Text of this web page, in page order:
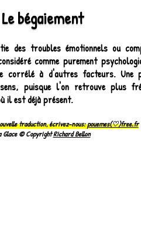
Le bégaiement
des troubles émotionnels ou
comme purement
corrélé à d'autres facteurs. Une
puisque l'on retrouve plus
il est déjà présent.
traduction, écrivez-nous:pouemes(♡)free.fr
Glace © CopyrightRichard Bellon